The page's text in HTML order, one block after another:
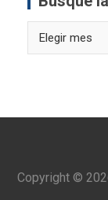
las
Copyright ©